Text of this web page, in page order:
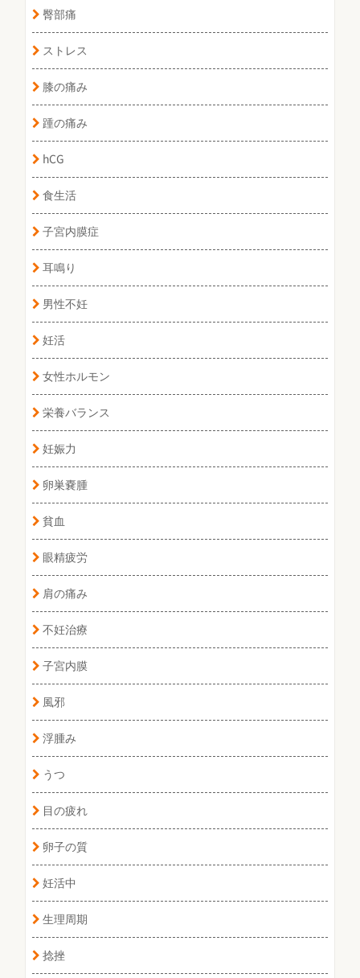
臀部痛
ストレス
膝の痛み
踵の痛み
hCG
食生活
子宮内膜症
耳鳴り
男性不妊
妊活
女性ホルモン
栄養バランス
妊娠力
卵巣嚢腫
貧血
眼精疲労
肩の痛み
不妊治療
子宮内膜
風邪
浮腫み
うつ
目の疲れ
卵子の質
妊活中
生理周期
捻挫